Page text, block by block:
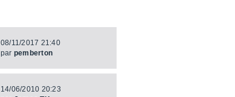
08/11/2017 21:40
par pemberton
14/06/2010 20:23